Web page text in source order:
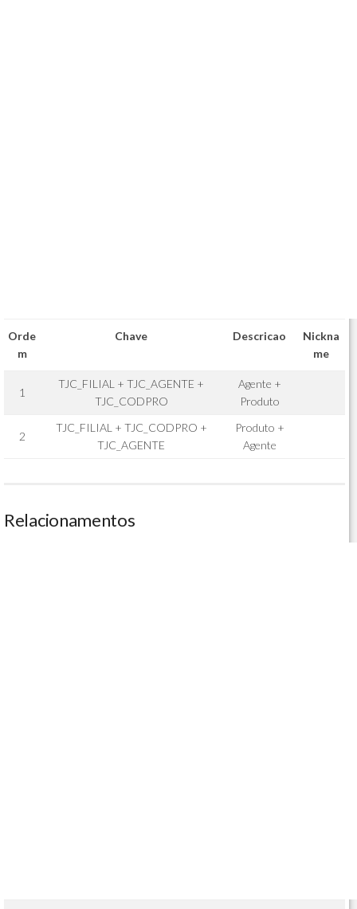
Orde
m
Chave Descricao
Nickna
me
1
TJC_FILIAL + TJC_AGENTE +
TJC_CODPRO
Agente +
Produto
2
TJC_FILIAL + TJC_CODPRO +
TJC_AGENTE
Produto +
Agente
Relacionamentos